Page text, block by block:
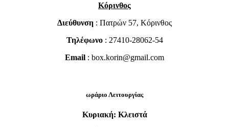
Κόρινθος
Διεύθυνση : Πατρών 57, Κόρινθος
Τηλέφωνο: 27410-28062-54
Email : box.korin@gmail.com
ωράριο Λειτουργίας
Κυριακή: Κλειστά